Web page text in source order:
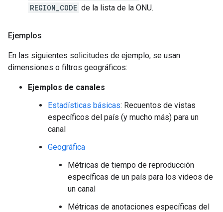
REGION_CODE de la lista de la ONU.
Ejemplos
En las siguientes solicitudes de ejemplo, se usan
dimensiones o filtros geográficos:
Ejemplos de canales
Estadísticas básicas: Recuentos de vistas
específicos del país (y mucho más) para un
canal
Geográfica
Métricas de tiempo de reproducción
específicas de un país para los videos de
un canal
Métricas de anotaciones específicas del